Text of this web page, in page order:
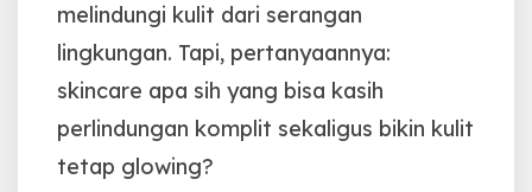
melindungi kulit dari serangan
lingkungan. Tapi, pertanyaannya:
skincare apa sih yang bisa kasih
perlindungan komplit sekaligus bikin kulit
tetap glowing?